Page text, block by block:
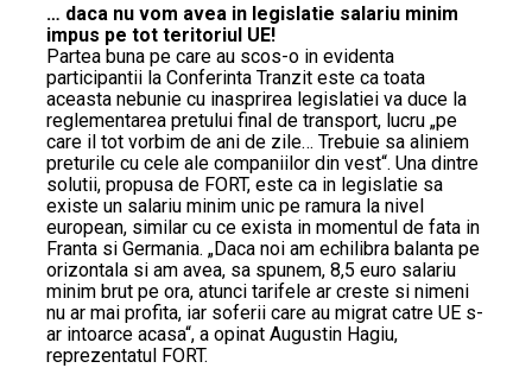
… daca nu vom avea in legislatie salariu minim
impus pe tot teritoriul UE!
Partea buna pe care au scos-o in evidenta
participantii la Conferinta Tranzit este ca toata
aceasta nebunie cu inasprirea legislatiei va duce la
reglementarea pretului final de transport, lucru „pe
care il tot vorbim de ani de zile… Trebuie sa aliniem
preturile cu cele ale companiilor din vest“. Una dintre
solutii, propusa de FORT, este ca in legislatie sa
existe un salariu minim unic pe ramura la nivel
european, similar cu ce exista in momentul de fata in
Franta si Germania. „Daca noi am echilibra balanta pe
orizontala si am avea, sa spunem, 8,5 euro salariu
minim brut pe ora, atunci tarifele ar creste si nimeni
nu ar mai profita, iar soferii care au migrat catre UE s-
ar intoarce acasa“, a opinat Augustin Hagiu,
reprezentatul FORT.